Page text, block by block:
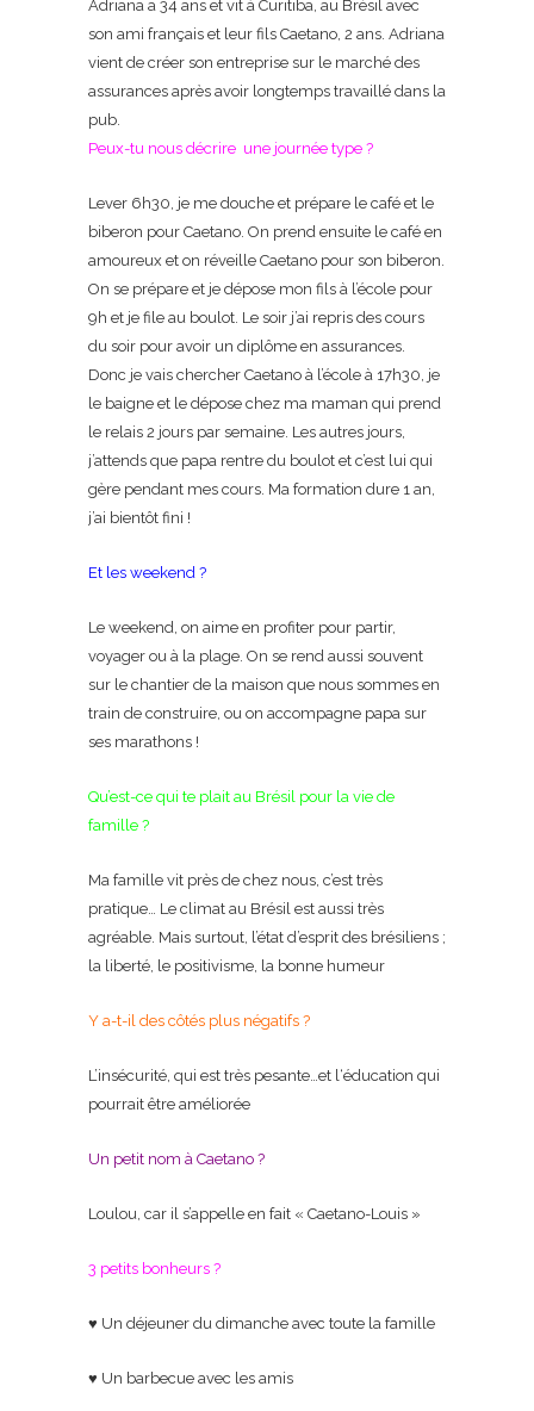
Adriana a 34 ans et vit à Curitiba, au Brésil avec
son ami français et leur fils Caetano, 2 ans. Adriana
vient de créer son entreprise sur le marché des
assurances après avoir longtemps travaillé dans la
pub.
Peux-tu nous décrire une journée type ?
Lever 6h30, je me douche et prépare le café et le
biberon pour Caetano. On prend ensuite le café en
amoureux et on réveille Caetano pour son biberon.
On se prépare et je dépose mon fils à l’école pour
9h et je file au boulot. Le soir j’ai repris des cours
du soir pour avoir un diplôme en assurances.
Donc je vais chercher Caetano à l’école à 17h30, je
le baigne et le dépose chez ma maman qui prend
le relais 2 jours par semaine. Les autres jours,
j’attends que papa rentre du boulot et c’est lui qui
gère pendant mes cours. Ma formation dure 1 an,
j’ai bientôt fini !
Et les weekend ?
Le weekend, on aime en profiter pour partir,
voyager ou à la plage. On se rend aussi souvent
sur le chantier de la maison que nous sommes en
train de construire, ou on accompagne papa sur
ses marathons !
Qu’est-ce qui te plait au Brésil pour la vie de
famille ?
Ma famille vit près de chez nous, c’est très
pratique… Le climat au Brésil est aussi très
agréable. Mais surtout, l’état d’esprit des brésiliens ;
la liberté, le positivisme, la bonne humeur
Y a-t-il des côtés plus négatifs ?
L’insécurité, qui est très pesante…et l‘éducation qui
pourrait être améliorée
Un petit nom à Caetano ?
Loulou, car il s’appelle en fait « Caetano-Louis »
3 petits bonheurs ?
♥ Un déjeuner du dimanche avec toute la famille
♥ Un barbecue avec les amis